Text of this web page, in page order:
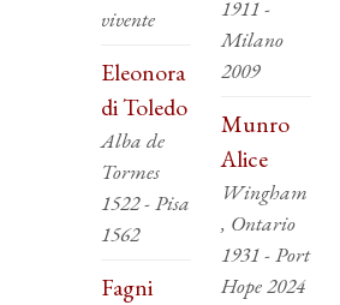
vivente
Eleonora
di Toledo
Alba de
Tormes
1522 - Pisa
1562
Fagni
1911 -
Milano
2009
Munro
Alice
Wingham
, Ontario
1931 - Port
Hope 2024